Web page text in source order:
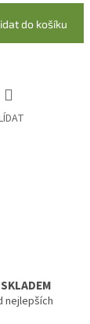
do košíku
nejlepších